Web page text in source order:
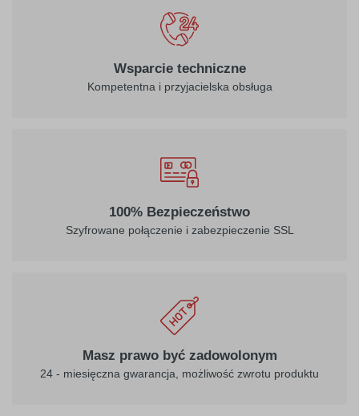
Wsparcie techniczne
Kompetentna i przyjacielska obsługa
100% Bezpieczeństwo
Szyfrowane połączenie i zabezpieczenie SSL
Masz prawo być zadowolonym
24 - miesięczna gwarancja, możliwość zwrotu produktu